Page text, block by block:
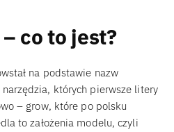
co to jest?
na podstawie nazw
których pierwsze litery
– grow, które po polsku
to założenia modelu, czyli